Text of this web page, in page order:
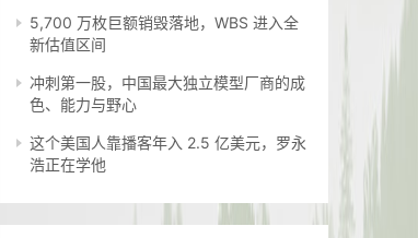
5,700 万枚巨额销毁落地，WBS 进入全
新估值区间
冲刺第一股，中国最大独立模型厂商的成
色、能力与野心
这个美国人靠播客年入 2.5 亿美元，罗永
浩正在学他